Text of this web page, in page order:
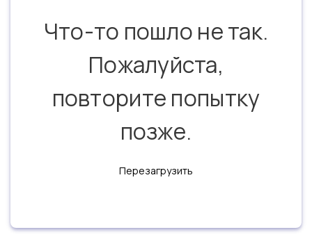
Что-то пошло не так.
Пожалуйста,
повторите попытку
позже.
Перезагрузить